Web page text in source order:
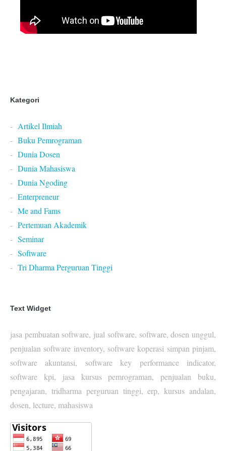
Kategori
Artikel Ilmiah
Buku Pemrograman
Dunia Dosen
Dunia Mahasiswa
Dunia Ngoding
Enterpreneur
Me and Fams
Pertemuan Akademik
Seminar
Software
Tri Dharma Perguruan Tinggi
Text Widget
jasa pembuatan software, jual software, software, dosen unggul,
penjualan software inventory, software koperasi simpan pinjam,
software akuntansi, software key performance indicator,
software kpi, jasa kursus pemrograman, penjualan buku,
pengajaran, tridharma perguruan tinggi, erp, kursus andalan,
dosen, lecture, mahasiswa